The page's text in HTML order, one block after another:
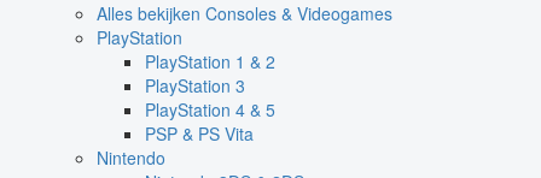
Alles bekijken Consoles & Videogames
PlayStation
PlayStation 1 & 2
PlayStation 3
PlayStation 4 & 5
PSP & PS Vita
Nintendo